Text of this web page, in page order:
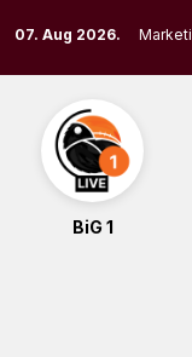
to
content
07. Aug 2026.
BiG 1